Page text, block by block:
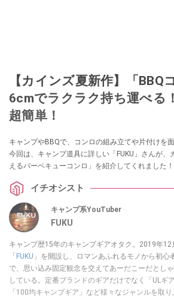
【カインズ夏新作】「BBQ
6cmでラクラク持ち運べる
超簡単！
キャンプやBBQで、コンロの組み立てや片付けを
今回は、キャンプ道具に詳しい「FUKU」さんが、
えるバーベキューコンロ」を紹介してくれました！
イチオシスト
キャンプ系YouTuber
FUKU
キャンプ歴15年のキャンプギアオタク。2019年
「FUKU 」を開設し、ロマンあふれるモノから初心
で、思い込み固定観念を交えてあーだこーだとし
している。定番ブランドのギアだけでなく「ULギ
「100均キャンプギア」など様々なジャンルを取り